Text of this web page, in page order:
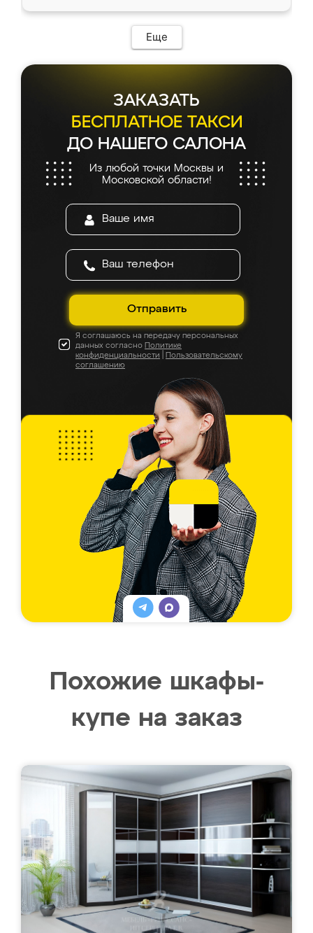
Еще
ЗАКАЗАТЬ
БЕСПЛАТНОЕ ТАКСИ
ДО НАШЕГО САЛОНА
Из любой точки Москвы и
Московской области!
Отправить
Я соглашаюсь на передачу персональных
данных согласно Политике
конфиденциальности
Пользовательскому
соглашению
Похожие шкафы-
купе на заказ